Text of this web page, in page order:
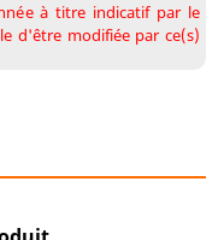
à titre indicatif par le
d'être modifiée par ce(s)